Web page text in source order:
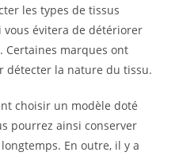
les types de tissus
vous évitera de détériorer
Certaines marques ont
détecter la nature du tissu.
choisir un modèle doté
pourrez ainsi conserver
En outre, il y a